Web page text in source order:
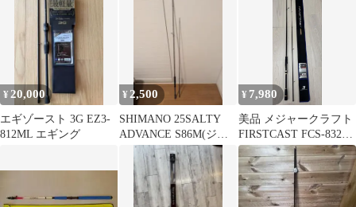
ー スクマニ
¥20,000
エギゾースト 3G EZ3-
812ML エギング
¥2,500
SHIMANO 25SALTY
ADVANCE S86M(ジャ
ンク)穂先折れ
¥ 7,980
美品 メジャークラフト
FIRSTCAST FCS-832E
エギングロッド